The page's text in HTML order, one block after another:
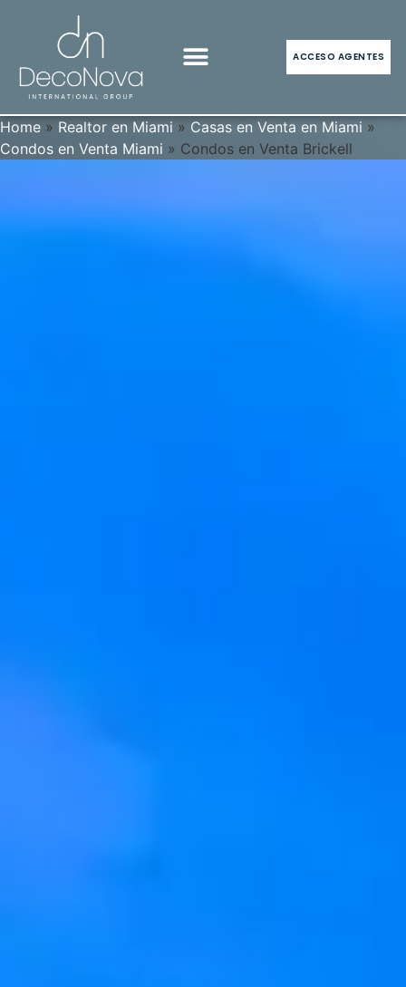
ACCESO AGENTES
Home » Realtor en Miami » Casas en Venta en Miami »
Condos en Venta Miami » Condos en Venta Brickell